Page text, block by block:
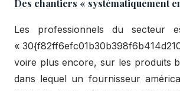
Des chantiers « systématiquement
Les professionnels du secteur
«
voire plus encore, sur les produits
dans lequel un fournisseur